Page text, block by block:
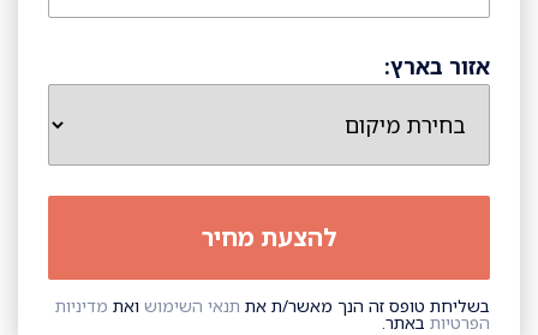
אזור בארץ:
בשליחת טופס זה הנך מאשר/ת את תנאי השימוש ואת מדיניות
הפרטיות באתר.